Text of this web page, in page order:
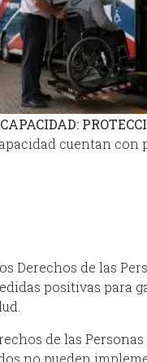
cuentan
Derechos de las
positivas para
de las
no pueden